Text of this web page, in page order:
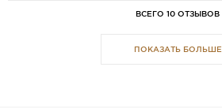
ВСЕГО 10 ОТЗЫВОВ
ПОКАЗАТЬ БОЛЬШЕ